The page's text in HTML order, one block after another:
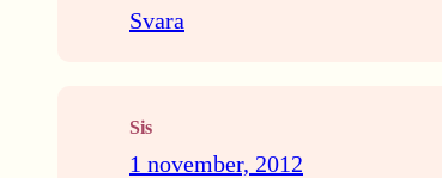
Svara
Sis
1 november, 2012